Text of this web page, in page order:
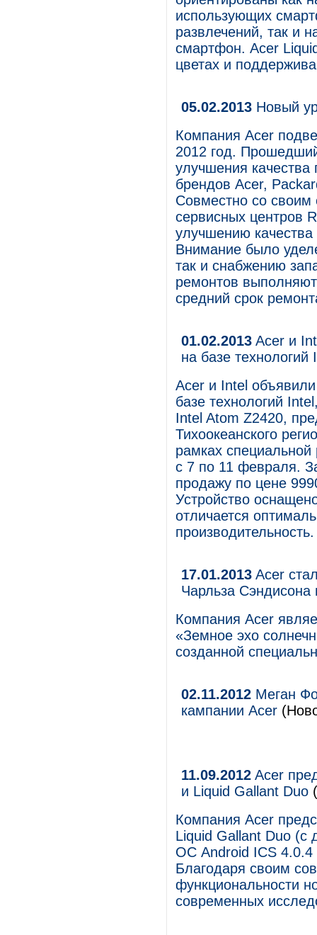
использующих
развлечений, так и
смартфон. Acer
цветах и
05.02.2013 Новый
Компания Acer
2012 год.
улучшения качества
брендов Acer,
Совместно со
сервисных центров
улучшению
Внимание было
так и снабжению
ремонтов
средний срок
01.02.2013 Acer и
на базе технологий
Acer и Intel
базе технологий
Intel Atom Z2420,
Тихоокеанского
рамках
с 7 по 11 февраля.
продажу по цене
Устройство
отличается
производительность.
17.01.2013 Acer
Чарльза
Компания Acer
«Земное эхо
созданной
02.11.2012 Меган
кампании Acer
11.09.2012 Acer
и Liquid Gallant Duo
Компания Acer
Liquid Gallant Duo (с
ОС Android ICS
Благодаря своим
функциональности
современных